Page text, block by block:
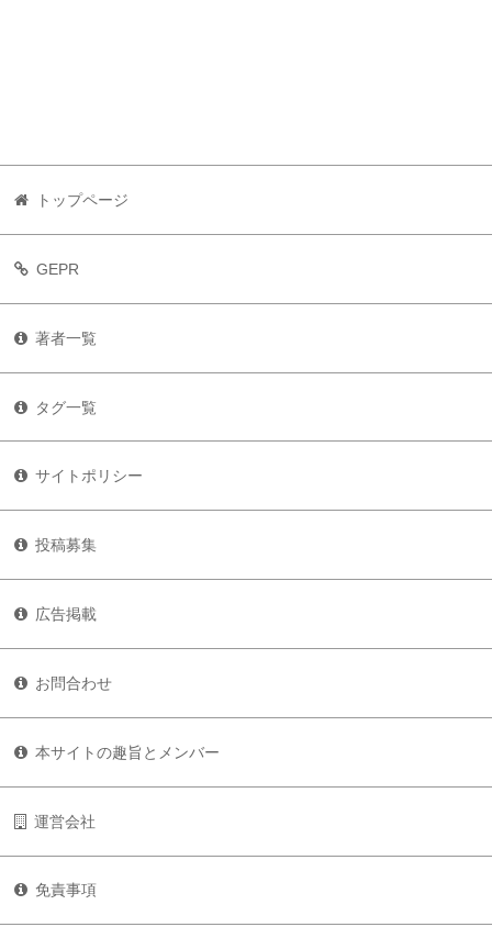
トップページ
GEPR
著者一覧
タグ一覧
サイトポリシー
投稿募集
広告掲載
お問合わせ
本サイトの趣旨とメンバー
運営会社
免責事項